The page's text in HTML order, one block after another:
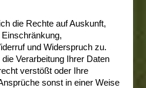
die Rechte auf Auskunft,
und Widerspruch zu.
Verarbeitung Ihrer Daten
verstößt oder Ihre
sonst in einer Weise